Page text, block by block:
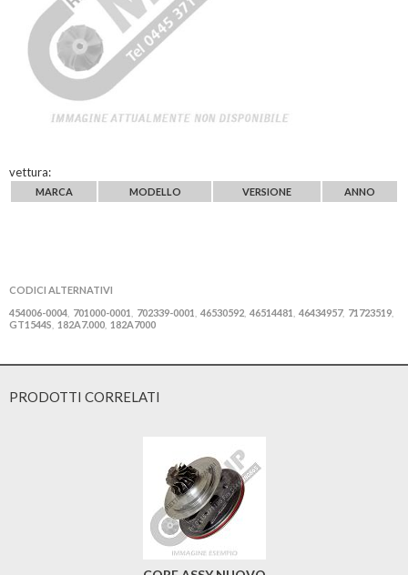
vettura:
MARCA MODELLO VERSIONE ANNO
CODICI ALTERNATIVI
454006-0004 701000-0001 702339-0001 46530592 46514481 46434957, 71723519
GT1544S 182A7.000 182A7000
PRODOTTI CORRELATI